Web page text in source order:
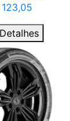
Detalhes